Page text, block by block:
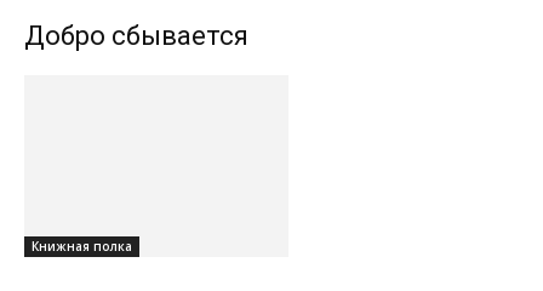
Добро сбывается
Книжная полка